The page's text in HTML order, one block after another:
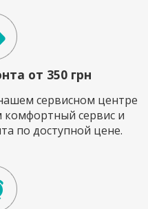
от 350 грн
сервисном центре
сервис и
по доступной цене.